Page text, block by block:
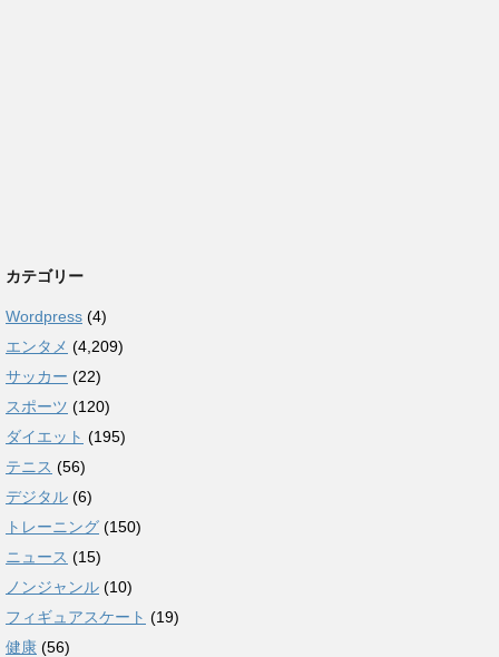
カテゴリー
Wordpress (4)
エンタメ (4,209)
サッカー (22)
スポーツ (120)
ダイエット (195)
テニス (56)
デジタル (6)
トレーニング (150)
ニュース (15)
ノンジャンル (10)
フィギュアスケート (19)
健康 (56)